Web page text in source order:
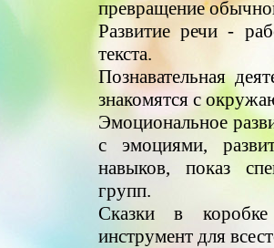
превращение
Развитие речи -
текста.
Познавательная
знакомятся с
Эмоциональное
с эмоциями,
навыков, показ
групп.
Сказки в
инструмент для